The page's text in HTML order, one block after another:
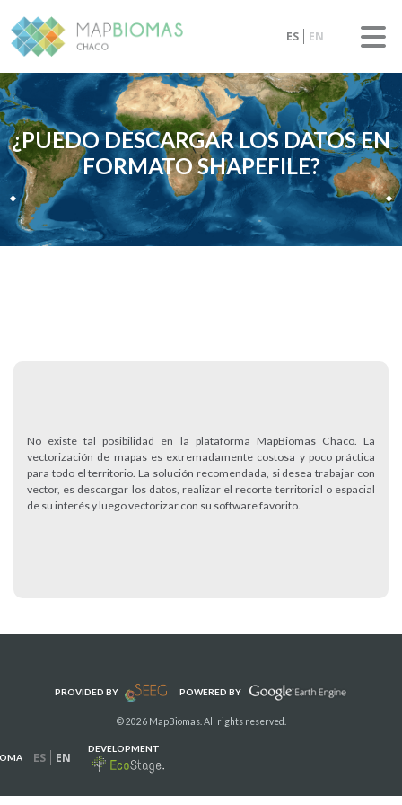
ES EN
¿PUEDO DESCARGAR LOS DATOS EN
FORMATO SHAPEFILE?
No existe tal posibilidad en la plataforma MapBiomas Chaco. La
vectorización de mapas es extremadamente costosa y poco práctica
para todo el territorio. La solución recomendada, si desea trabajar con
vector, es descargar los datos, realizar el recorte territorial o espacial
de su interés y luego vectorizar con su software favorito.
PROVIDED BY POWERED BY
© 2026 MapBiomas. All rights reserved.
ES EN
DEVELOPMENT